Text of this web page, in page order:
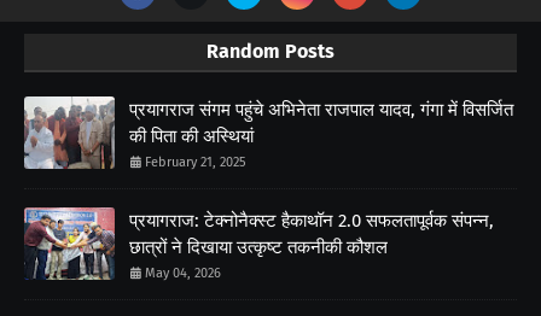
Random Posts
प्रयागराज संगम पहुंचे अभिनेता राजपाल यादव, गंगा में विसर्जित
की पिता की अस्थियां
February 21, 2025
प्रयागराज: टेक्नोनैक्स्ट हैकाथॉन 2.0 सफलतापूर्वक संपन्न,
छात्रों ने दिखाया उत्कृष्ट तकनीकी कौशल
May 04, 2026